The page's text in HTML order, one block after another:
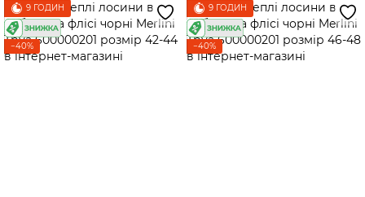
9 ГОДИН
−40%
9 ГОДИН
−40%